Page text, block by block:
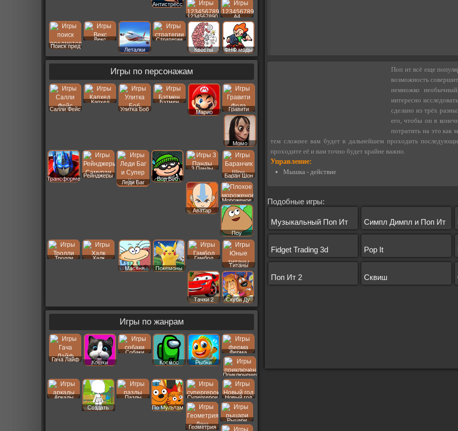
Поп ит всё еще
возможность
немножко
интересно
сделано из трёх
его, чтобы он в
потратить на это
тем сложнее вам будет в дальнейшем проходить
проходите её и вам точно будет крайне важно.
Управление:
Мышка - действие
Подобные игры:
Музыкальный Поп Ит Симпл Димпл и Поп Ит
Fidget Trading 3d Pop It
Поп Ит 2 Сквиш
Антистресс
1234567890 A4
Поиск пред
Векс
Леталки
Стратегии
Квесты
ФНФ моды
Игры по персонажам
Салли Фейс
Капхед
Улитка Боб
Бэтмен
Марио
Гравити
Фолз
Момо
Трансформеры
Рейнджеры
Леди Баг
Вор Боб
3 Панды
Баран Шон
Аватар
Мороженое
Поу
Тролли
Халк
Масяня
Покемоны
Гамбол
Титаны
Тачки 2 Скуби Ду
Игры по жанрам
Гача Лайф
Кошки
Собаки
Космос
Рыбки
Ферма
Приключения
Аркады
Создать
Пазлы
По Мультам
Супергерои Новый год
Геометрия
Рыцари